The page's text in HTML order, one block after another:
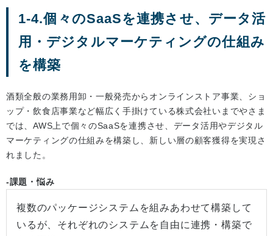
1-4.個々のSaaSを連携させ、データ活
用・デジタルマーケティングの仕組み
を構築
酒類全般の業務用卸・一般発売からオンラインストア事業、ショ
ップ・飲食店事業など幅広く手掛けている株式会社いまでやさま
では、AWS上で個々のSaaSを連携させ、データ活用やデジタル
マーケティングの仕組みを構築し、新しい層の顧客獲得を実現さ
れました。
-課題・悩み
複数のパッケージシステムを組みあわせて構築して
いるが、それぞれのシステムを自由に連携・構築で